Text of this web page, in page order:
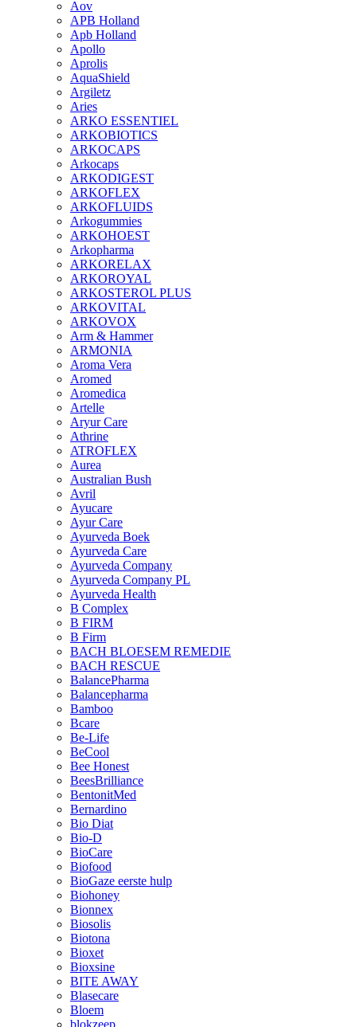
Aov
APB Holland
Apb Holland
Apollo
Aprolis
AquaShield
Argiletz
Aries
ARKO ESSENTIEL
ARKOBIOTICS
ARKOCAPS
Arkocaps
ARKODIGEST
ARKOFLEX
ARKOFLUIDS
Arkogummies
ARKOHOEST
Arkopharma
ARKORELAX
ARKOROYAL
ARKOSTEROL PLUS
ARKOVITAL
ARKOVOX
Arm & Hammer
ARMONIA
Aroma Vera
Aromed
Aromedica
Artelle
Aryur Care
Athrine
ATROFLEX
Aurea
Australian Bush
Avril
Ayucare
Ayur Care
Ayurveda Boek
Ayurveda Care
Ayurveda Company
Ayurveda Company PL
Ayurveda Health
B Complex
B FIRM
B Firm
BACH BLOESEM REMEDIE
BACH RESCUE
BalancePharma
Balancepharma
Bamboo
Bcare
Be-Life
BeCool
Bee Honest
BeesBrilliance
BentonitMed
Bernardino
Bio Diat
Bio-D
BioCare
Biofood
BioGaze eerste hulp
Biohoney
Bionnex
Biosolis
Biotona
Bioxet
Bioxsine
BITE AWAY
Blasecare
Bloem
blokzeep